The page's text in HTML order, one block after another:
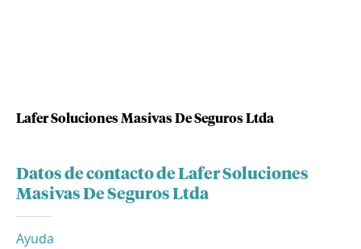
Lafer Soluciones Masivas De Seguros Ltda
Datos de contacto de Lafer Soluciones
Masivas De Seguros Ltda
Ayuda